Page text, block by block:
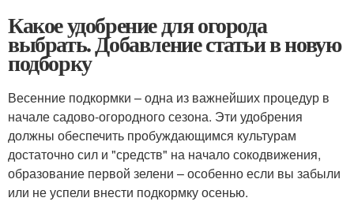
Какое удобрение для огорода
выбрать. Добавление статьи в новую
подборку
Весенние подкормки – одна из важнейших процедур в
начале садово-огородного сезона. Эти удобрения
должны обеспечить пробуждающимся культурам
достаточно сил и "средств" на начало сокодвижения,
образование первой зелени – особенно если вы забыли
или не успели внести подкормку осенью.